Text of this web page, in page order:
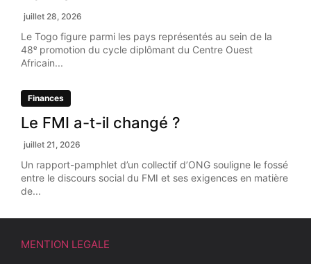
juillet 28, 2026
Le Togo figure parmi les pays représentés au sein de la
48ᵉ promotion du cycle diplômant du Centre Ouest
Africain...
Finances
Le FMI a-t-il changé ?
juillet 21, 2026
Un rapport-pamphlet d’un collectif d’ONG souligne le fossé
entre le discours social du FMI et ses exigences en matière
de...
MENTION LEGALE